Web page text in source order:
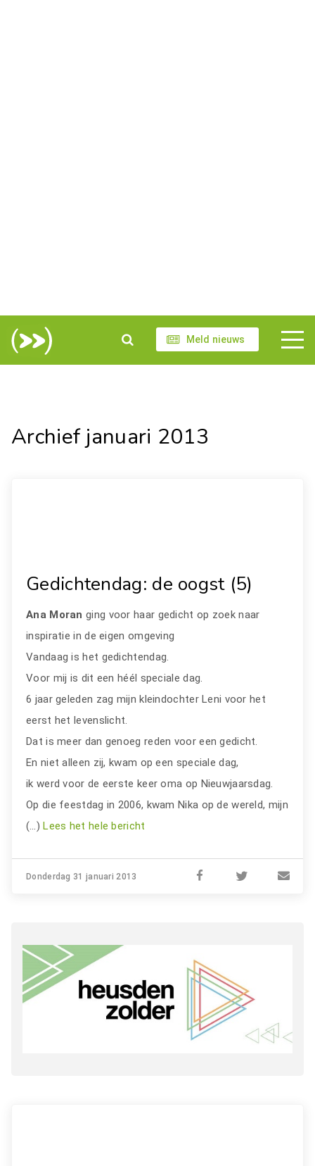
Meld nieuws
Archief januari 2013
Gedichtendag: de oogst (5)
Ana Moran ging voor haar gedicht op zoek naar
inspiratie in de eigen omgeving
Vandaag is het gedichtendag.
Voor mij is dit een héél speciale dag.
6 jaar geleden zag mijn kleindochter Leni voor het
eerst het levenslicht.
Dat is meer dan genoeg reden voor een gedicht.
En niet alleen zij, kwam op een speciale dag,
ik werd voor de eerste keer oma op Nieuwjaarsdag.
Op die feestdag in 2006, kwam Nika op de wereld, mijn
(…)Lees het hele bericht
Donderdag 31 januari 2013